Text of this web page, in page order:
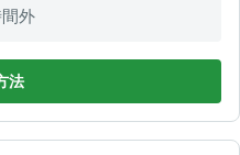
外
外
外
外
法